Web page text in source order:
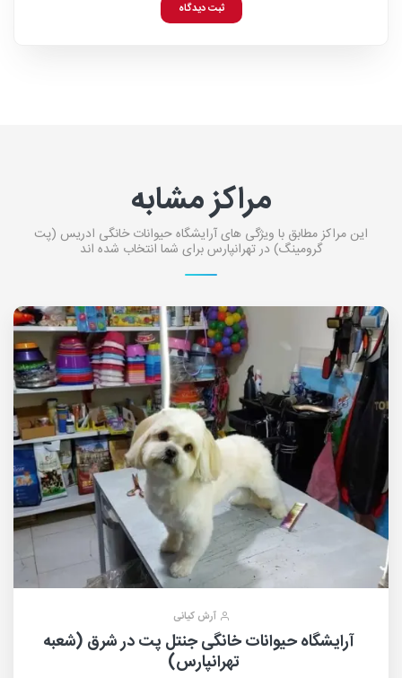
ثبت دیدگاه
مراکز مشابه
این مراکز مطابق با ویژگی های آرایشگاه حیوانات خانگی ادریس (پت
گرومینگ) در تهرانپارس برای شما انتخاب شده اند
آرش کیانی
آرایشگاه حیوانات خانگی جنتل پت در شرق (شعبه
تهرانپارس)